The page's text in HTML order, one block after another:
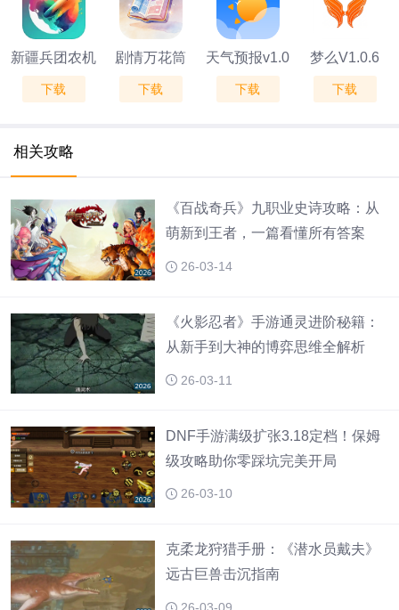
新疆兵团农机
补贴V1.1.5
下载
剧情万花筒
下载
天气预报v1.0
下载
梦么V1.0.6
下载
相关攻略
《百战奇兵》九职业史诗攻略：从
萌新到王者，一篇看懂所有答案
26-03-14
《火影忍者》手游通灵进阶秘籍：
从新手到大神的博弈思维全解析
26-03-11
DNF手游满级扩张3.18定档！保姆
级攻略助你零踩坑完美开局
26-03-10
克柔龙狩猎手册：《潜水员戴夫》
远古巨兽击沉指南